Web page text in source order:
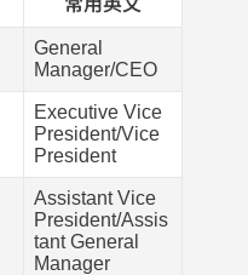
General
Manager/CEO
Executive Vice
President/Vice
President
Assistant Vice
President/Assis
tant General
Manager